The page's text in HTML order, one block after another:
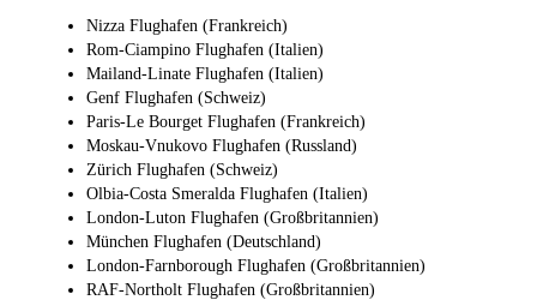
Nizza Flughafen (Frankreich)
Rom-Ciampino Flughafen (Italien)
Mailand-Linate Flughafen (Italien)
Genf Flughafen (Schweiz)
Paris-Le Bourget Flughafen (Frankreich)
Moskau-Vnukovo Flughafen (Russland)
Zürich Flughafen (Schweiz)
Olbia-Costa Smeralda Flughafen (Italien)
London-Luton Flughafen (Großbritannien)
München Flughafen (Deutschland)
London-Farnborough Flughafen (Großbritannien)
RAF-Northolt Flughafen (Großbritannien)